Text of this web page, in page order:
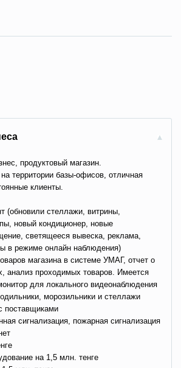
продуктовый магазин.
территории базы-офисов, отличная
клиенты.
(обновили стеллажи, витрины,
новый кондиционер, новые
светящееся вывеска, реклама,
в режиме онлайн наблюдения)
магазина в системе УМАГ, отчет о
анализ проходимых товаров. Имеется
для локального видеонаблюдения
морозильники и стеллажи
поставщиками
сигнализация, пожарная сигнализация
на 1,5 млн. тенге